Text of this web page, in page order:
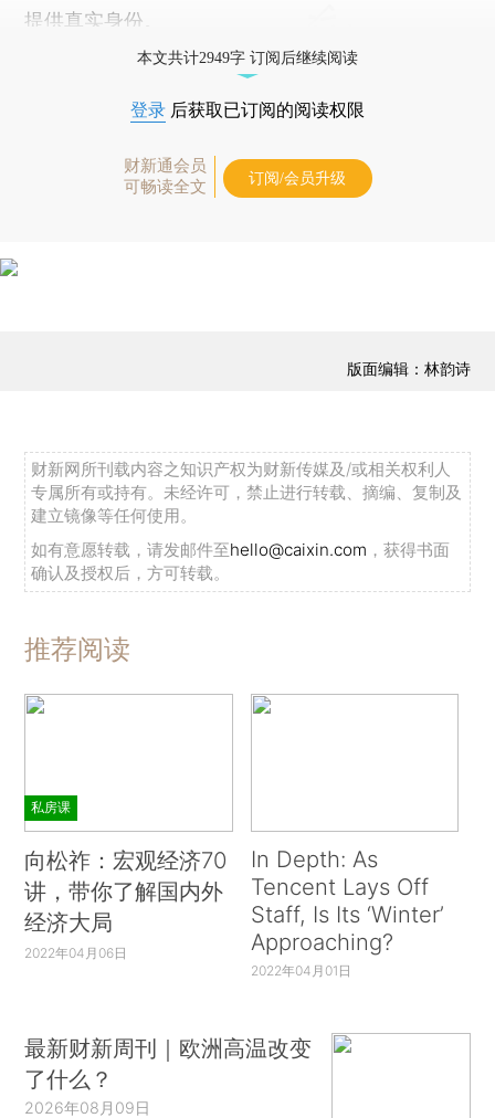
提供真实身份。
本文共计2949字 订阅后继续阅读
登录 后获取已订阅的阅读权限
财新通会员
可畅读全文
订阅/会员升级
版面编辑：林韵诗
财新网所刊载内容之知识产权为财新传媒及/或相关权利人
专属所有或持有。未经许可，禁止进行转载、摘编、复制及
建立镜像等任何使用。
如有意愿转载，请发邮件至hello@caixin.com ，获得书面
确认及授权后，方可转载。
推荐阅读
私房课
向松祚：宏观经济70
讲，带你了解国内外
经济大局
2022年04月06日
In Depth: As
Tencent Lays Off
Staff, Is Its ‘Winter’
Approaching?
2022年04月01日
最新财新周刊｜欧洲高温改变
了什么？
2026年08月09日